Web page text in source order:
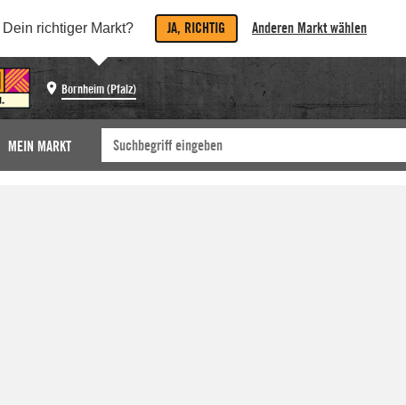
Dein richtiger Markt? JA, RICHTIG Anderen Markt wählen
Bornheim (Pfalz)
MEIN MARKT